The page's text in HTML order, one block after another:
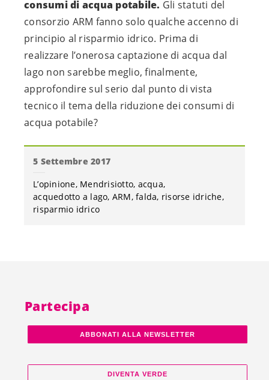
consumi di acqua potabile. Gli statuti del
consorzio ARM fanno solo qualche accenno di
principio al risparmio idrico. Prima di
realizzare l’onerosa captazione di acqua dal
lago non sarebbe meglio, finalmente,
approfondire sul serio dal punto di vista
tecnico il tema della riduzione dei consumi di
acqua potabile?
5 Settembre 2017
L’opinione Mendrisiotto acqua
acquedotto a lago ARM falda risorse idriche
risparmio idrico
Partecipa
ABBONATI ALLA NEWSLETTER
DIVENTA VERDE